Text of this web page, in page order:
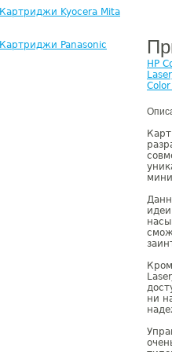
Картриджи Kyocera Mita
Картриджи Panasonic
HP
ни